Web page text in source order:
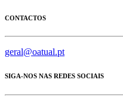
CONTACTOS
geral@oatual.pt
SIGA-NOS NAS REDES SOCIAIS